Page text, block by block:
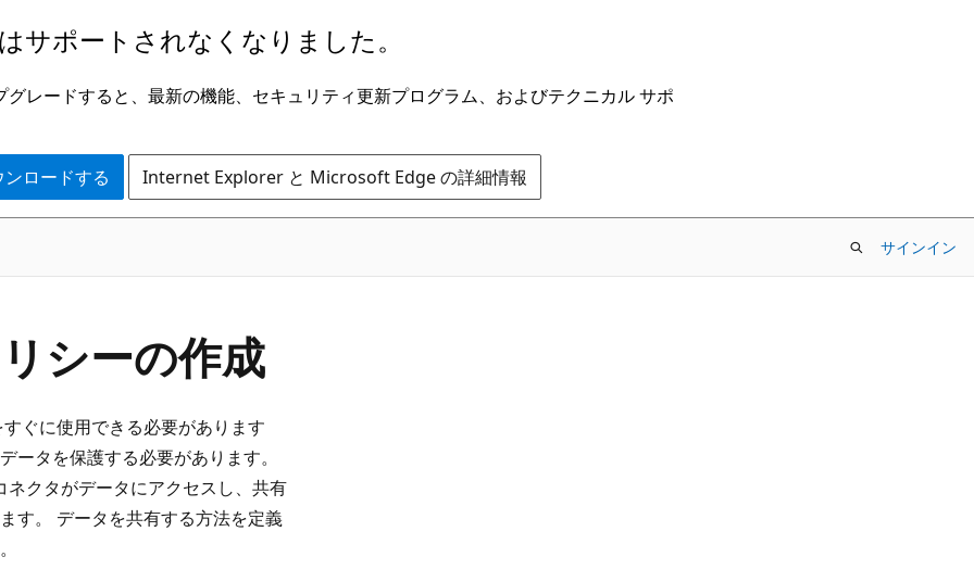
サポートされなくなりました。
レードすると、最新の機能、セキュリティ更新プログラム、およびテクニカル サポ
ロードする Internet Explorer と Microsoft Edge の詳細情報
サインイン
シーの作成
ぐに使用できる必要があります
タを保護する必要があります。
クタがデータにアクセスし、共有
す。 データを共有する方法を定義